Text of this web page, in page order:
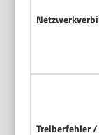
Treiberfehler